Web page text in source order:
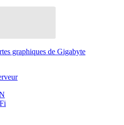
graphiques de Gigabyte